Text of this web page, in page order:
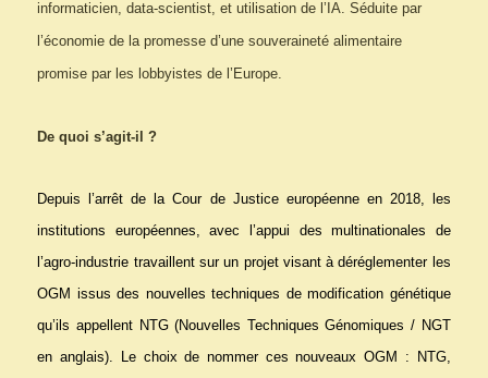
informaticien, data-scientist, et utilisation de l’IA. Séduite par
l’économie de la promesse d’une souveraineté alimentaire
promise par les lobbyistes de l’Europe.
De quoi s’agit-il ?
Depuis l’arrêt de la Cour de Justice européenne en 2018, les
institutions européennes, avec l’appui des multinationales de
l’agro-industrie travaillent sur un projet visant à déréglementer les
OGM issus des nouvelles techniques de modification génétique
qu’ils appellent NTG (Nouvelles Techniques Génomiques / NGT
en anglais). Le choix de nommer ces nouveaux OGM : NTG,